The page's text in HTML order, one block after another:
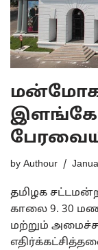
by Authour
தமிழக
காலை 9. 30
மற்றும்